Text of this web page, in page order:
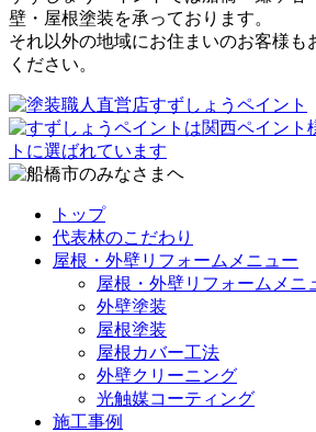
壁・屋根塗装を承っております。
それ以外の地域にお住まいのお客様も
ください。
トップ
代表林のこだわり
屋根・外壁リフォームメニュー
屋根・外壁リフォームメニ
外壁塗装
屋根塗装
屋根カバー工法
外壁クリーニング
光触媒コーティング
施工事例